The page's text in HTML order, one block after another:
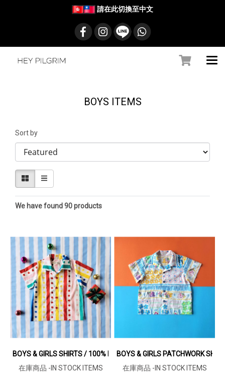
請在此切換至中文
BOYS ITEMS
Sort by
We have found 90 products
BOYS & GIRLS SHIRTS / 100% PRINTED COTTON LET'S CELEBRATE
在庫商品 -IN STOCK ITEMS
BOYS & GIRLS PATCHWORK
在庫商品 -IN STOCK ITEMS